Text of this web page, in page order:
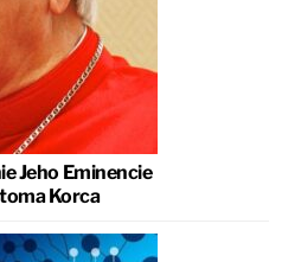
Jeho Eminencie
Korca